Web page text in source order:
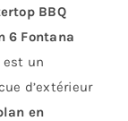
BBQ
6 Fontana
est un
d’extérieur
en